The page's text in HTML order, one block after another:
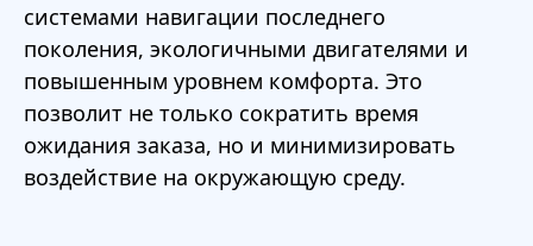
системами навигации последнего
поколения, экологичными двигателями и
повышенным уровнем комфорта. Это
позволит не только сократить время
ожидания заказа, но и минимизировать
воздействие на окружающую среду.